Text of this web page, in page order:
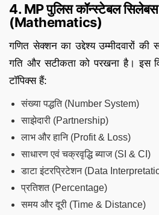
4. MP पुलिस कॉन्स्टेबल सिलेबस
(Mathematics)
गणित सेक्शन का उद्देश्य उम्मीदवारों
गति और सटीकता को परखना है। इस
टॉपिक्स हैं:
संख्या पद्धति (Number System)
साझेदारी (Partnership)
लाभ और हानि (Profit & Loss)
साधारण एवं चक्रवृद्धि ब्याज (SI & CI)
डाटा इंटरप्रिटेशन (Data
प्रतिशत (Percentage)
समय और दूरी (Time & Distance)